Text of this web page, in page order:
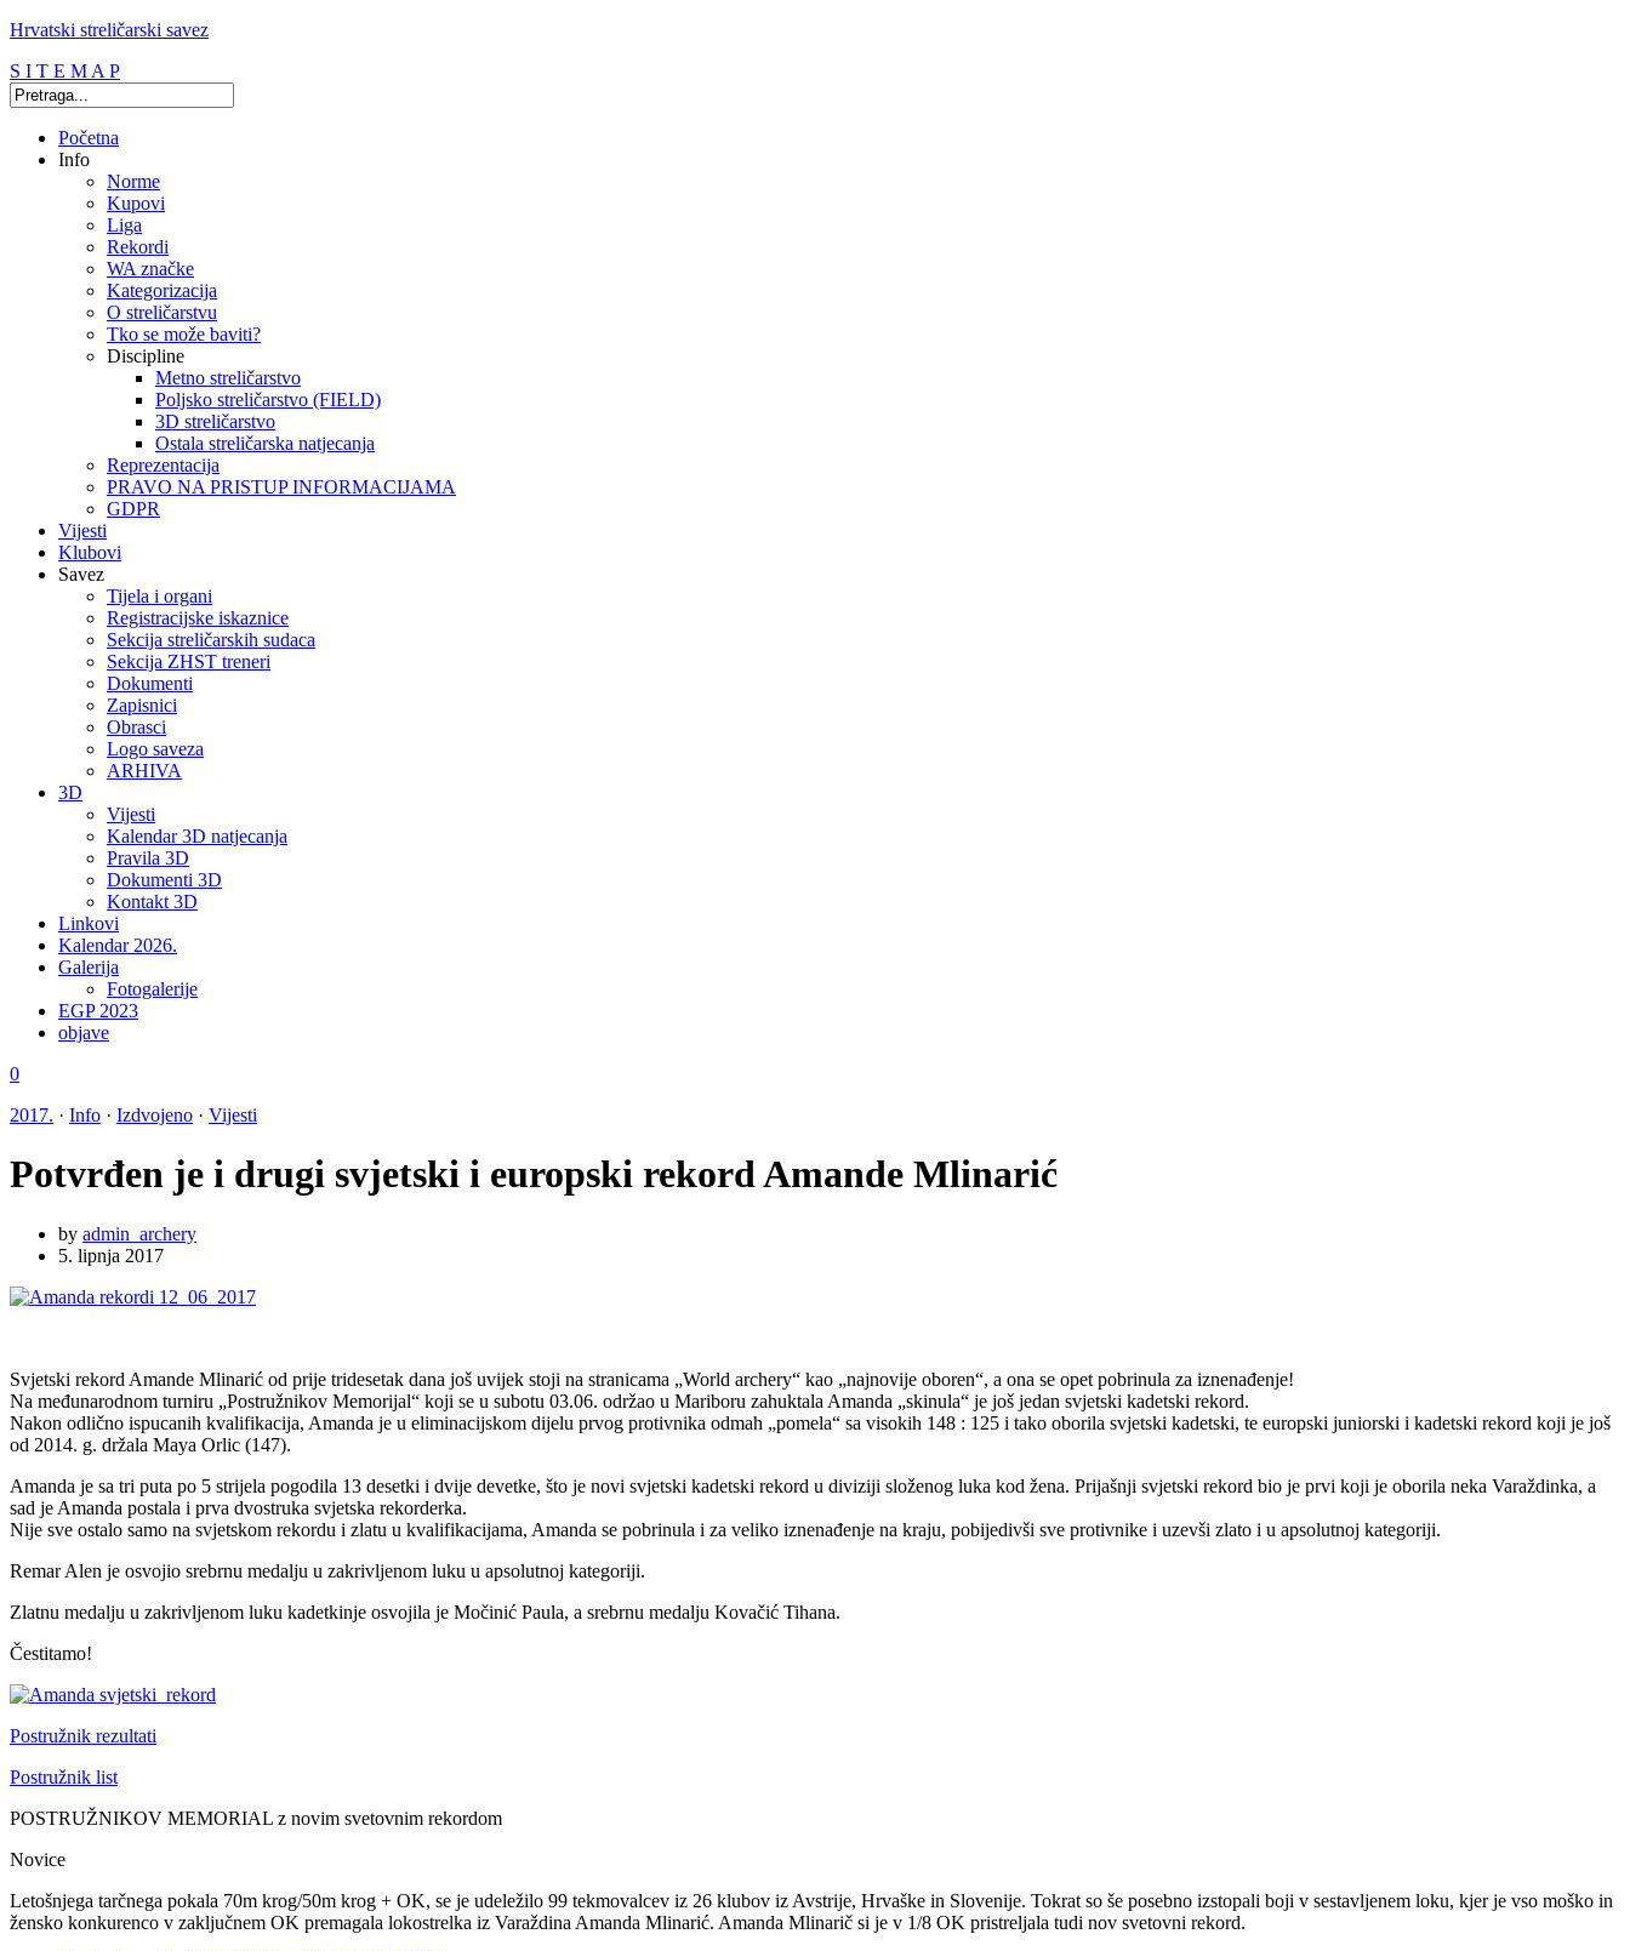
Hrvatski streličarski savez
S I T E M A P
Početna
Info
Norme
Kupovi
Liga
Rekordi
WA značke
Kategorizacija
O streličarstvu
Tko se može baviti?
Discipline
Metno streličarstvo
Poljsko streličarstvo (FIELD)
3D streličarstvo
Ostala streličarska natjecanja
Reprezentacija
PRAVO NA PRISTUP INFORMACIJAMA
GDPR
Vijesti
Klubovi
Savez
Tijela i organi
Registracijske iskaznice
Sekcija streličarskih sudaca
Sekcija ZHST treneri
Dokumenti
Zapisnici
Obrasci
Logo saveza
ARHIVA
3D
Vijesti
Kalendar 3D natjecanja
Pravila 3D
Dokumenti 3D
Kontakt 3D
Linkovi
Kalendar 2026.
Galerija
Fotogalerije
EGP 2023
objave
0
2017. · Info · Izdvojeno · Vijesti
Potvrđen je i drugi svjetski i europski rekord Amande Mlinarić
by admin_archery
5. lipnja 2017
Svjetski rekord Amande Mlinarić od prije tridesetak dana još uvijek stoji na stranicama „World archery“ kao „najnovije oboren“, a ona se opet pobrinula za iznenađenje!
Na međunarodnom turniru „Postružnikov Memorijal“ koji se u subotu 03.06. održao u Mariboru zahuktala Amanda „skinula“ je još jedan svjetski kadetski rekord.
Nakon odlično ispucanih kvalifikacija, Amanda je u eliminacijskom dijelu prvog protivnika odmah „pomela“ sa visokih 148 : 125 i tako oborila svjetski kadetski, te europski juniorski i kadetski rekord koji je još
od 2014. g. držala Maya Orlic (147).
Amanda je sa tri puta po 5 strijela pogodila 13 desetki i dvije devetke, što je novi svjetski kadetski rekord u diviziji složenog luka kod žena. Prijašnji svjetski rekord bio je prvi koji je oborila neka Varaždinka, a
sad je Amanda postala i prva dvostruka svjetska rekorderka.
Nije sve ostalo samo na svjetskom rekordu i zlatu u kvalifikacijama, Amanda se pobrinula i za veliko iznenađenje na kraju, pobijedivši sve protivnike i uzevši zlato i u apsolutnoj kategoriji.
Remar Alen je osvojio srebrnu medalju u zakrivljenom luku u apsolutnoj kategoriji.
Zlatnu medalju u zakrivljenom luku kadetkinje osvojila je Močinić Paula, a srebrnu medalju Kovačić Tihana.
Čestitamo!
Postružnik rezultati
Postružnik list
POSTRUŽNIKOV MEMORIAL z novim svetovnim rekordom
Novice
Letošnjega tarčnega pokala 70m krog/50m krog + OK, se je udeležilo 99 tekmovalcev iz 26 klubov iz Avstrije, Hrvaške in Slovenije. Tokrat so še posebno izstopali boji v sestavljenem loku, kjer je vso moško in
žensko konkurenco v zaključnem OK premagala lokostrelka iz Varaždina Amanda Mlinarić. Amanda Mlinarič si je v 1/8 OK pristreljala tudi nov svetovni rekord.